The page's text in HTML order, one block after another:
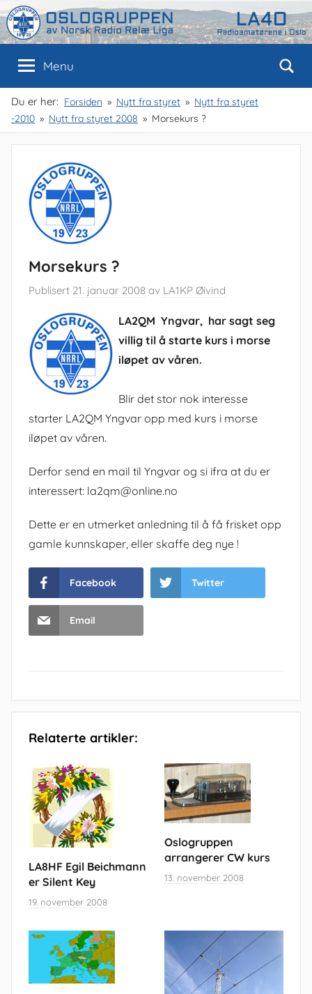
Skip
to
content
Oslogruppen
av
NRRL
Oslo
Menu
Du er her: Forsiden Nytt fra styret
Nytt fra styret
-2010
Nytt fra styret 2008 Morsekurs ?
Morsekurs ?
Publisert 21. januar 2008 av LA1KP Øivind
LA2QM Yngvar, har sagt seg
villig til å starte kurs i morse
iløpet av våren.
Blir det stor nok interesse
starter LA2QM Yngvar opp med kurs i morse
iløpet av våren.
Derfor send en mail til Yngvar og si ifra at du er
interessert: la2qm@online.no
Dette er en utmerket anledning til å få frisket opp
gamle kunnskaper, eller skaffe deg nye !
Facebook Twitter
Email
Relaterte artikler:
LA8HF Egil Beichmann
er Silent Key
19. november 2008
Oslogruppen
arrangerer CW kurs
13. november 2008